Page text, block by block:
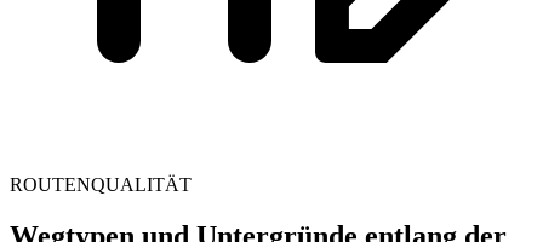
ROUTENQUALITÄT
Wegtypen und Untergründe entlang der